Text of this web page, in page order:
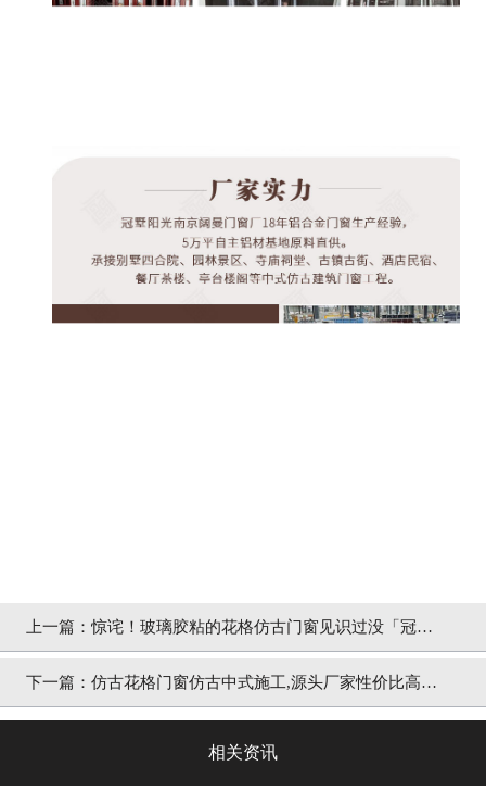
上一篇： 惊诧！玻璃胶粘的花格仿古门窗见识过没「冠墅
阳光」
下一篇： 仿古花格门窗仿古中式施工,源头厂家性价比高
相关资讯